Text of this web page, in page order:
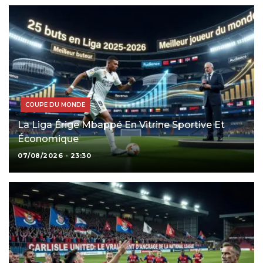
COUPE DU MONDE
La Liga Érige Mbappé En Vitrine Sportive Et
Économique
07/08/2026 - 23:30